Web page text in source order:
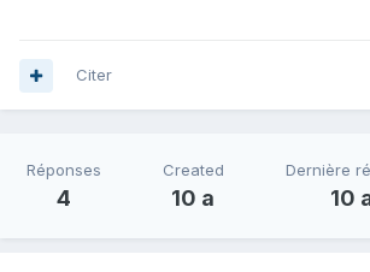
Citer
Réponses
4
Created
10 a
Dernière
10